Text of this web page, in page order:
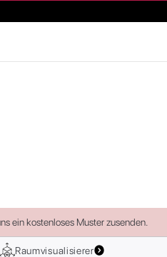
ein kostenloses Muster zusenden.
Raumvisualisierer